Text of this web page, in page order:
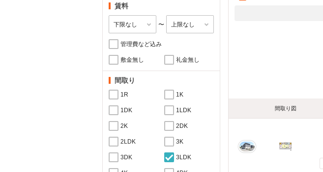
賃料
〜
管理費など込み
敷金無し 礼金無し
間取り
1R 1K
1DK 1LDK
2K 2DK
2LDK 3K
3DK 3LDK
間取り図